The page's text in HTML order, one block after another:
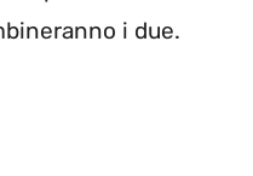
i due.